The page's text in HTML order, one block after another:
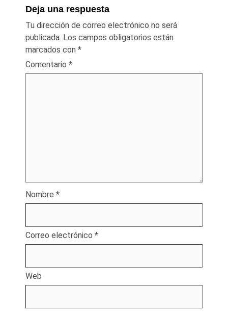
Deja una respuesta
Tu dirección de correo electrónico no será
publicada. Los campos obligatorios están
marcados con *
Comentario *
Nombre *
Correo electrónico *
Web